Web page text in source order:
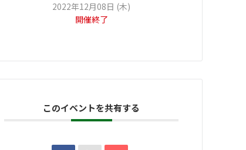
2022年12月08日 (木)
開催終了
このイベントを共有する